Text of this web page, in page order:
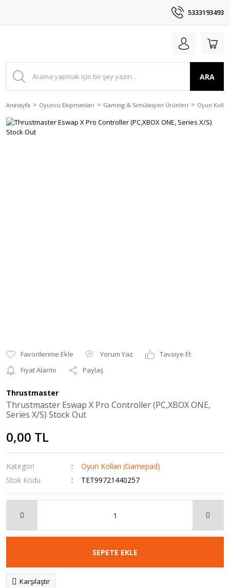
5333193493
ARA
Anasayfa Oyuncu Ekipmanları Gaming & Simülasyon Ürünleri Oyun
Yorum Yaz
Tavsiye Et
Fiyat Alarmı
Paylaş
Thrustmaster
Thrustmaster Eswap X Pro Controller (PC,XBOX ONE,
Series X/S) Stock Out
0,00 TL
Kategori
Oyun Kolları (Gamepad)
Stok Kodu
TET99721440257
SEPETE EKLE
Karşılaştır